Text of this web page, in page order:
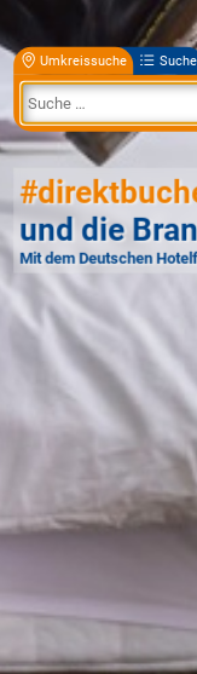
Umkreissuche Suche
und die
Mit dem Deutschen